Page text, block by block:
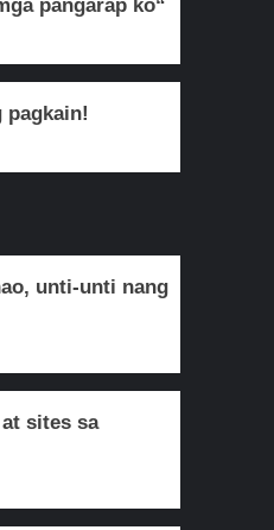
pangarap ko“
pagkain!
unti-unti nang
sites sa